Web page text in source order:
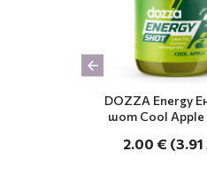
DOZZA Energy
шот Cool Apple
2.00 € (3.91